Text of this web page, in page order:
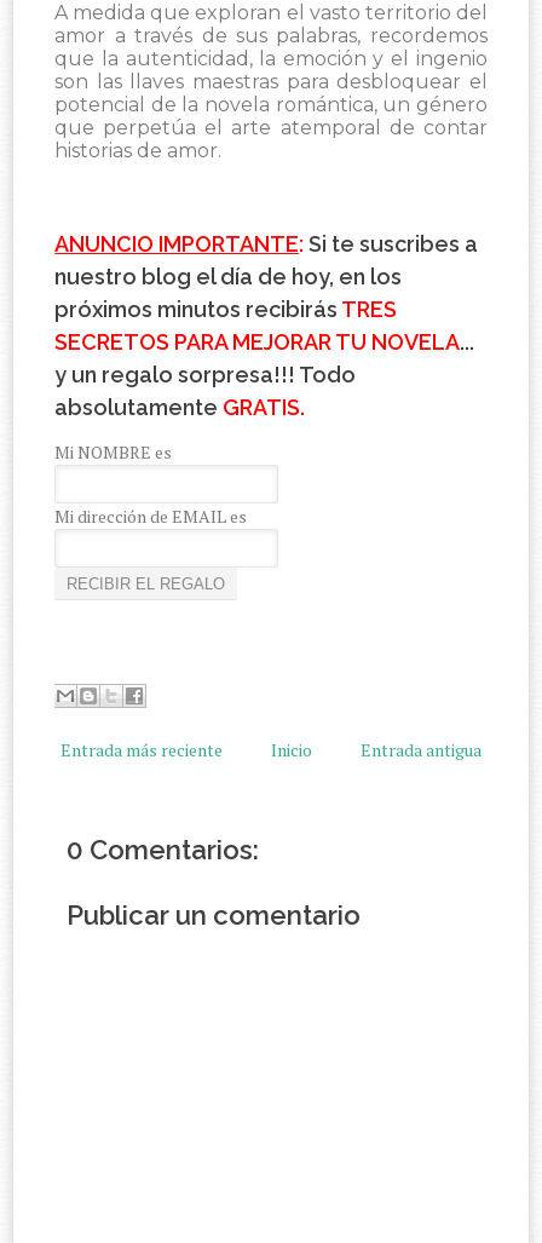
A medida que exploran el vasto territorio del
amor a través de sus palabras, recordemos
que la autenticidad, la emoción y el ingenio
son las llaves maestras para desbloquear el
potencial de la novela romántica, un género
que perpetúa el arte atemporal de contar
historias de amor.
ANUNCIO IMPORTANTE:Si te suscribes a
nuestro blog el día de hoy, en los
próximos minutos recibirás TRES
SECRETOS PARA MEJORAR TU NOVELA...
y un regalo sorpresa!!! Todo
absolutamente GRATIS.
Mi NOMBRE es
Mi dirección de EMAIL es
Entrada más reciente Entrada antigua
Inicio
0 Comentarios:
Publicar un comentario